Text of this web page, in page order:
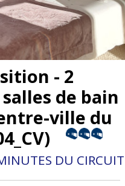
- 2
de bain
ville du
)
DU CIRCUIT